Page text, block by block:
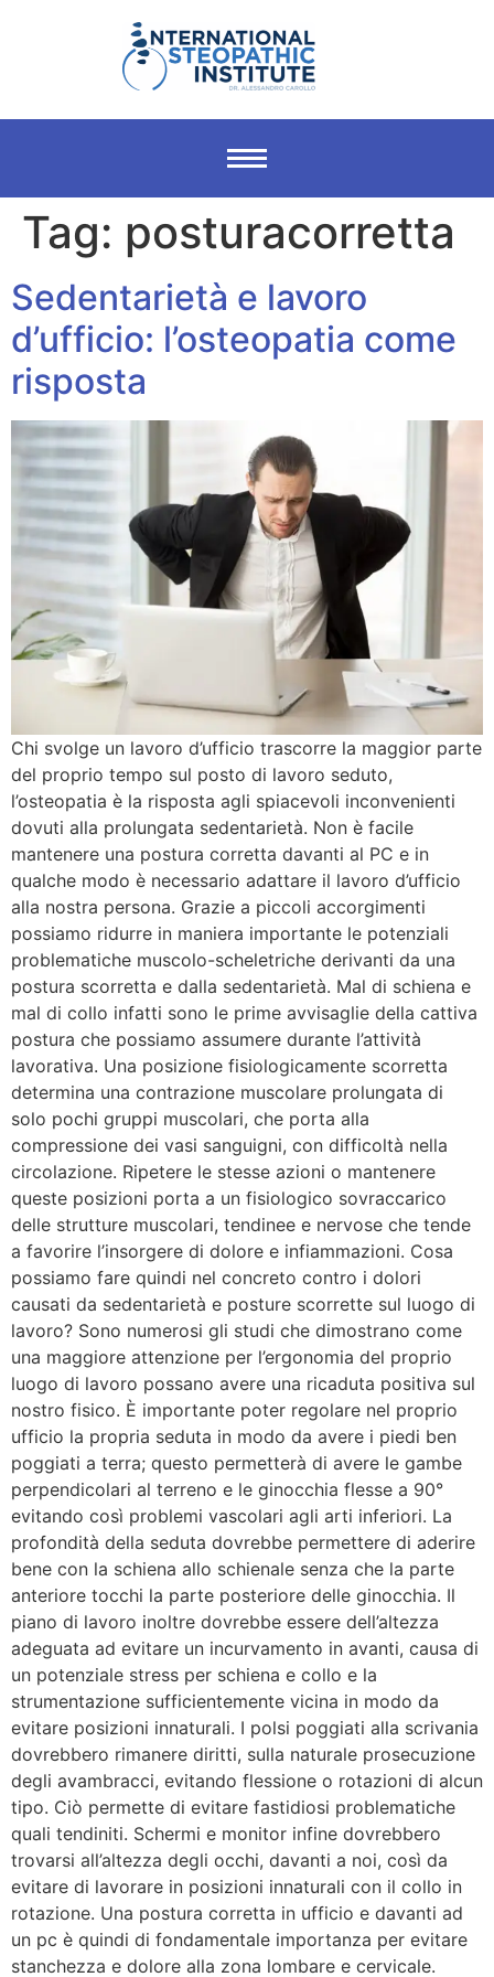
Tag: posturacorretta
Sedentarietà e lavoro
d’ufficio: l’osteopatia come
risposta
Chi svolge un lavoro d’ufficio trascorre la maggior parte
del proprio tempo sul posto di lavoro seduto,
l’osteopatia è la risposta agli spiacevoli inconvenienti
dovuti alla prolungata sedentarietà. Non è facile
mantenere una postura corretta davanti al PC e in
qualche modo è necessario adattare il lavoro d’ufficio
alla nostra persona. Grazie a piccoli accorgimenti
possiamo ridurre in maniera importante le potenziali
problematiche muscolo-scheletriche derivanti da una
postura scorretta e dalla sedentarietà. Mal di schiena e
mal di collo infatti sono le prime avvisaglie della cattiva
postura che possiamo assumere durante l’attività
lavorativa. Una posizione fisiologicamente scorretta
determina una contrazione muscolare prolungata di
solo pochi gruppi muscolari, che porta alla
compressione dei vasi sanguigni, con difficoltà nella
circolazione. Ripetere le stesse azioni o mantenere
queste posizioni porta a un fisiologico sovraccarico
delle strutture muscolari, tendinee e nervose che tende
a favorire l’insorgere di dolore e infiammazioni. Cosa
possiamo fare quindi nel concreto contro i dolori
causati da sedentarietà e posture scorrette sul luogo di
lavoro? Sono numerosi gli studi che dimostrano come
una maggiore attenzione per l’ergonomia del proprio
luogo di lavoro possano avere una ricaduta positiva sul
nostro fisico. È importante poter regolare nel proprio
ufficio la propria seduta in modo da avere i piedi ben
poggiati a terra; questo permetterà di avere le gambe
perpendicolari al terreno e le ginocchia flesse a 90°
evitando così problemi vascolari agli arti inferiori. La
profondità della seduta dovrebbe permettere di aderire
bene con la schiena allo schienale senza che la parte
anteriore tocchi la parte posteriore delle ginocchia. Il
piano di lavoro inoltre dovrebbe essere dell’altezza
adeguata ad evitare un incurvamento in avanti, causa di
un potenziale stress per schiena e collo e la
strumentazione sufficientemente vicina in modo da
evitare posizioni innaturali. I polsi poggiati alla scrivania
dovrebbero rimanere diritti, sulla naturale prosecuzione
degli avambracci, evitando flessione o rotazioni di alcun
tipo. Ciò permette di evitare fastidiosi problematiche
quali tendiniti. Schermi e monitor infine dovrebbero
trovarsi all’altezza degli occhi, davanti a noi, così da
evitare di lavorare in posizioni innaturali con il collo in
rotazione. Una postura corretta in ufficio e davanti ad
un pc è quindi di fondamentale importanza per evitare
stanchezza e dolore alla zona lombare e cervicale.